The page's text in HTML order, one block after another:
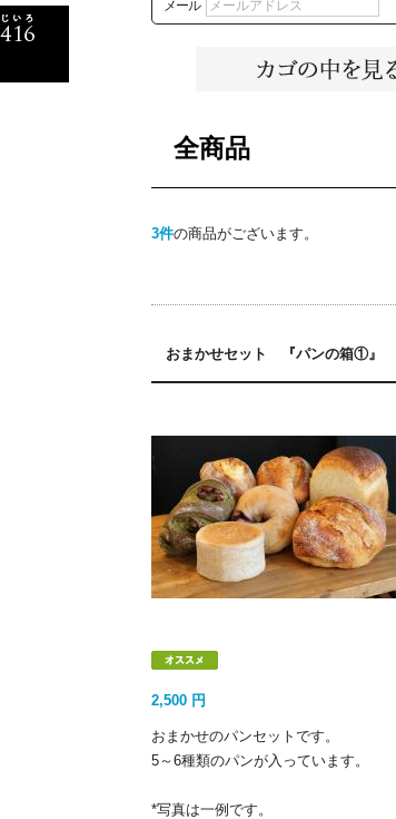
メール
全商品
3件の商品がございます。
おまかせセット 『パンの箱①』
2,500 円
おまかせのパンセットです。
5～6種類のパンが入っています。
*写真は一例です。